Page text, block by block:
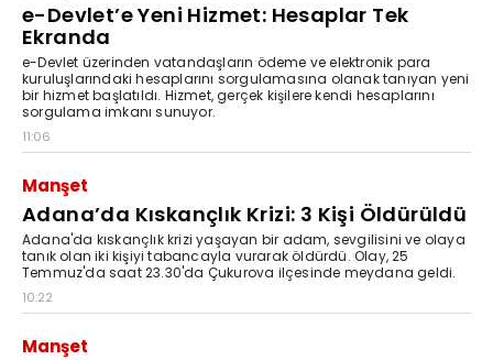
e-Devlet’e Yeni Hizmet: Hesaplar Tek
Ekranda
e-Devlet üzerinden vatandaşların ödeme ve elektronik para
kuruluşlarındaki hesaplarını sorgulamasına olanak tanıyan yeni
bir hizmet başlatıldı. Hizmet, gerçek kişilere kendi hesaplarını
sorgulama imkanı sunuyor.
11:06
Manşet
Adana’da Kıskançlık Krizi: 3 Kişi Öldürüldü
Adana'da kıskançlık krizi yaşayan bir adam, sevgilisini ve olaya
tanık olan iki kişiyi tabancayla vurarak öldürdü. Olay, 25
Temmuz'da saat 23.30'da Çukurova ilçesinde meydana geldi.
10:22
Manşet